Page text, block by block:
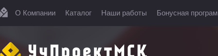
О Компании Каталог Наши работы Бонусная